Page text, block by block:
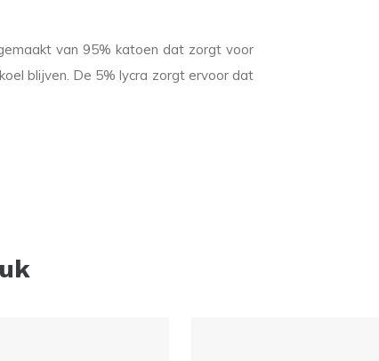
van 95% katoen dat zorgt voor
blijven. De 5% lycra zorgt ervoor dat